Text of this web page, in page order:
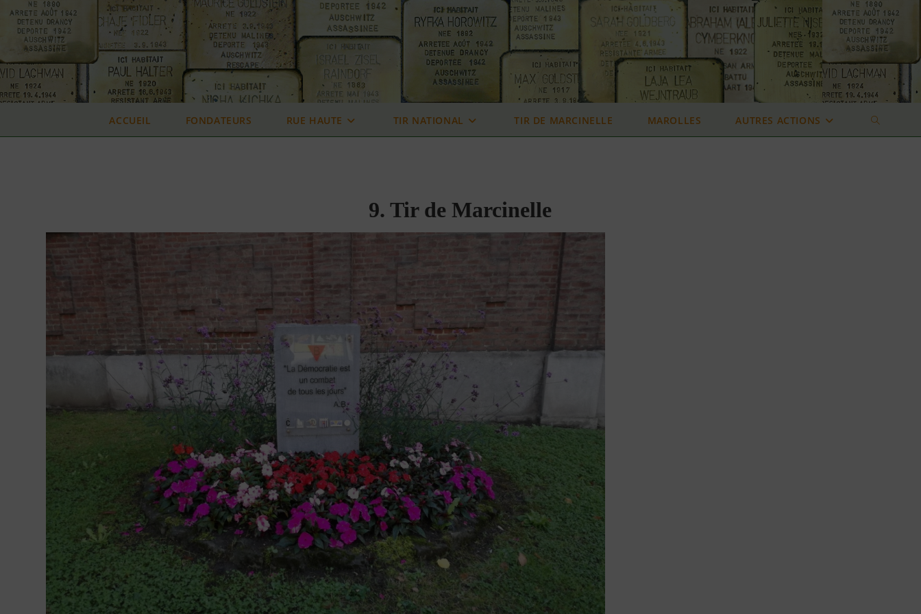
Skip
content
ACCUEIL FONDATEURS RUE HAUTE TIR NATIONAL TIR DE MARCINELLE MAROLLES AUTRES ACTIONS TOGGLE
9. Tir de Marcinelle